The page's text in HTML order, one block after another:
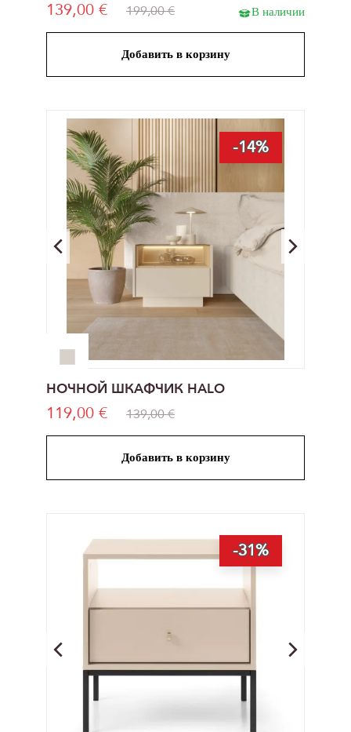
139,00 € 199,00 € В наличии
Добавить в корзину
-14%
НОЧНОЙ ШКАФЧИК HALO
119,00 € 139,00 €
Добавить в корзину
-31%